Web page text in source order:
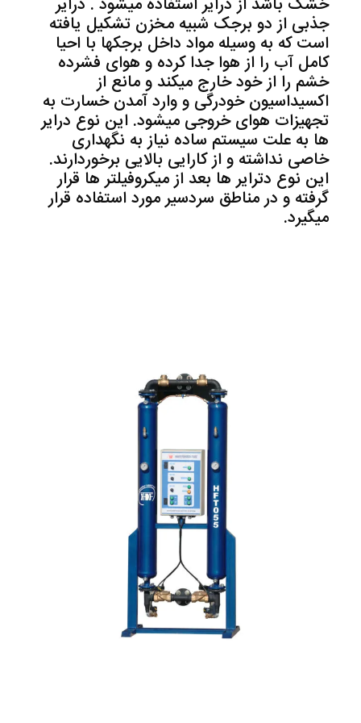
جذبی از دو برجک شبیه مخزن تشکیل یافته
است که به وسیله مواد داخل برجکها با احیا
کامل آب را از هوا جدا کرده و هوای فشرده
خشم را از خود خارج میکند و مانع از
اکسیداسیون خودرگی و وارد آمدن خسارت به
تجهیزات هوای خروجی میشود. این نوع درایر
ها به علت سیستم ساده نیاز به نگهداری
خاصی نداشته و از کارایی بالایی برخوردارند.
این نوع دترایر ها بعد از میکروفیلتر ها قرار
گرفته و در مناطق سردسیر مورد استفاده قرار
میگیرد.